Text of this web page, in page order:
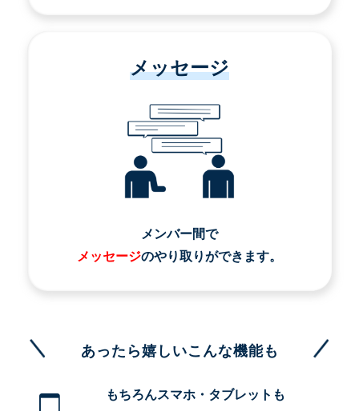
メッセージ
メンバー間で
メッセージのやり取りができます。
あったら嬉しいこんな機能も
もちろんスマホ・タブレットも